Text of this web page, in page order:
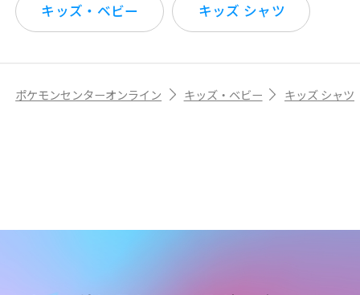
キッズ・ベビー キッズ シャツ
ポケモンセンターオンライン キッズ・ベビー キッズ シャツ